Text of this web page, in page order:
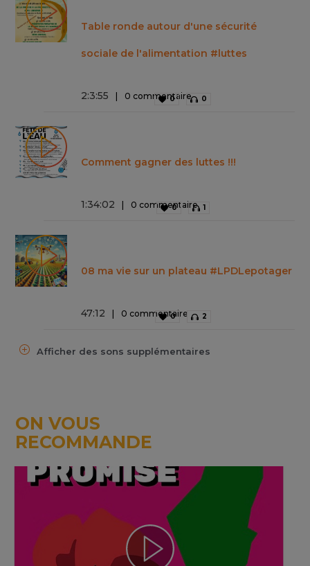
Table ronde autour d'une sécurité
sociale de l'alimentation #luttes
2:3:55 0 commentaire
0 0
Comment gagner des luttes !!!
1:34:02 0 commentaire
0 1
08 ma vie sur un plateau #LPDLepotager
47:12 0 commentaire
0 2
Afficher des sons supplémentaires
ON VOUS
RECOMMANDE